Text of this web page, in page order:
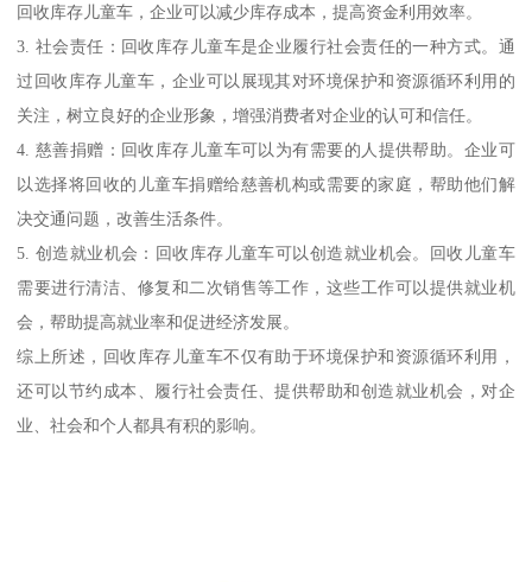
回收库存儿童车，企业可以减少库存成本，提高资金利用效率。
3. 社会责任：回收库存儿童车是企业履行社会责任的一种方式。通
过回收库存儿童车，企业可以展现其对环境保护和资源循环利用的
关注，树立良好的企业形象，增强消费者对企业的认可和信任。
4. 慈善捐赠：回收库存儿童车可以为有需要的人提供帮助。企业可
以选择将回收的儿童车捐赠给慈善机构或需要的家庭，帮助他们解
决交通问题，改善生活条件。
5. 创造就业机会：回收库存儿童车可以创造就业机会。回收儿童车
需要进行清洁、修复和二次销售等工作，这些工作可以提供就业机
会，帮助提高就业率和促进经济发展。
综上所述，回收库存儿童车不仅有助于环境保护和资源循环利用，
还可以节约成本、履行社会责任、提供帮助和创造就业机会，对企
业、社会和个人都具有积的影响。